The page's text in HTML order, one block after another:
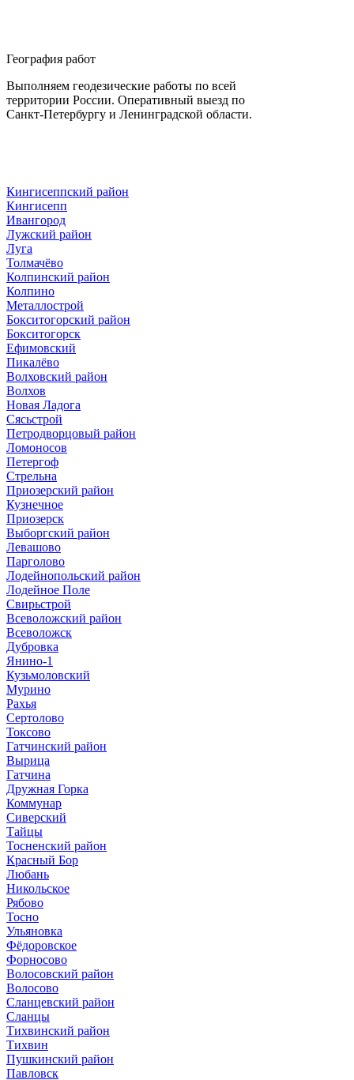
География работ
Выполняем геодезические работы по всей
территории России. Оперативный выезд по
Санкт-Петербургу и Ленинградской области.
Кингисеппский район
Кингисепп
Ивангород
Лужский район
Луга
Толмачёво
Колпинский район
Колпино
Металлострой
Бокситогорский район
Бокситогорск
Ефимовский
Пикалёво
Волховский район
Волхов
Новая Ладога
Сясьстрой
Петродворцовый район
Ломоносов
Петергоф
Стрельна
Приозерский район
Кузнечное
Приозерск
Выборгский район
Левашово
Парголово
Лодейнопольский район
Лодейное Поле
Свирьстрой
Всеволожский район
Всеволожск
Дубровка
Янино-1
Кузьмоловский
Мурино
Рахья
Сертолово
Токсово
Гатчинский район
Вырица
Гатчина
Дружная Горка
Коммунар
Сиверский
Тайцы
Тосненский район
Красный Бор
Любань
Никольское
Рябово
Тосно
Ульяновка
Фёдоровское
Форносово
Волосовский район
Волосово
Сланцевский район
Сланцы
Тихвинский район
Тихвин
Пушкинский район
Павловск